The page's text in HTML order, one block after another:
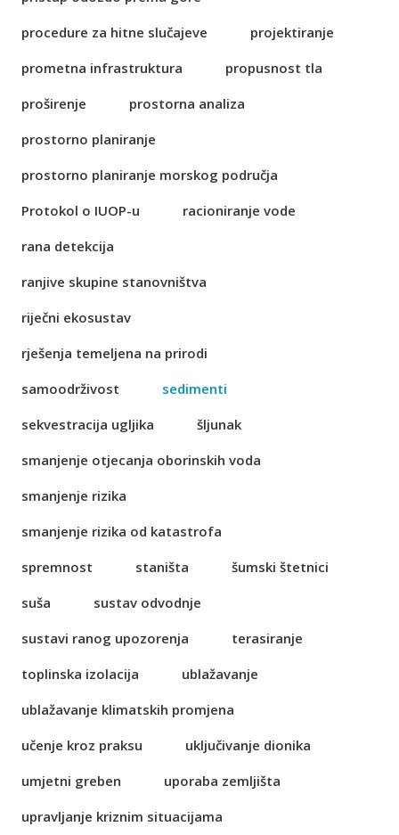
procedure za hitne slučajeve
projektiranje
prometna infrastruktura
propusnost tla
proširenje
prostorna analiza
prostorno planiranje
prostorno planiranje morskog područja
Protokol o IUOP-u
racioniranje vode
rana detekcija
ranjive skupine stanovništva
riječni ekosustav
rješenja temeljena na prirodi
samoodrživost
sedimenti
sekvestracija ugljika
šljunak
smanjenje otjecanja oborinskih voda
smanjenje rizika
smanjenje rizika od katastrofa
spremnost
staništa
šumski štetnici
suša
sustav odvodnje
sustavi ranog upozorenja
terasiranje
toplinska izolacija
ublažavanje
ublažavanje klimatskih promjena
učenje kroz praksu
uključivanje dionika
umjetni greben
uporaba zemljišta
upravljanje kriznim situacijama